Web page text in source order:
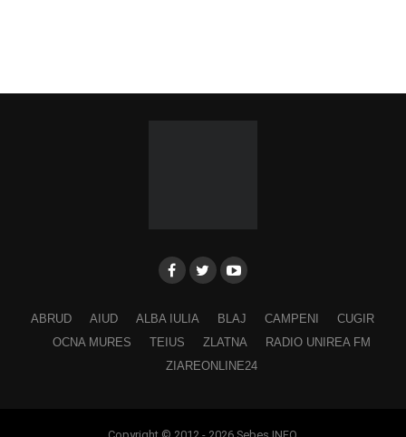
ABRUD AIUD ALBA IULIA BLAJ CAMPENI
CUGIR
OCNA MURES
TEIUS ZLATNA
RADIO UNIREA FM
ZIAREONLINE24